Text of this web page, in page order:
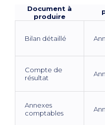
Document à
produire
Bilan détaillé
Compte de
résultat
Annexes
comptables